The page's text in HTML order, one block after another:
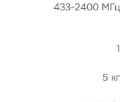
433-2400 МГц
1
5 кг